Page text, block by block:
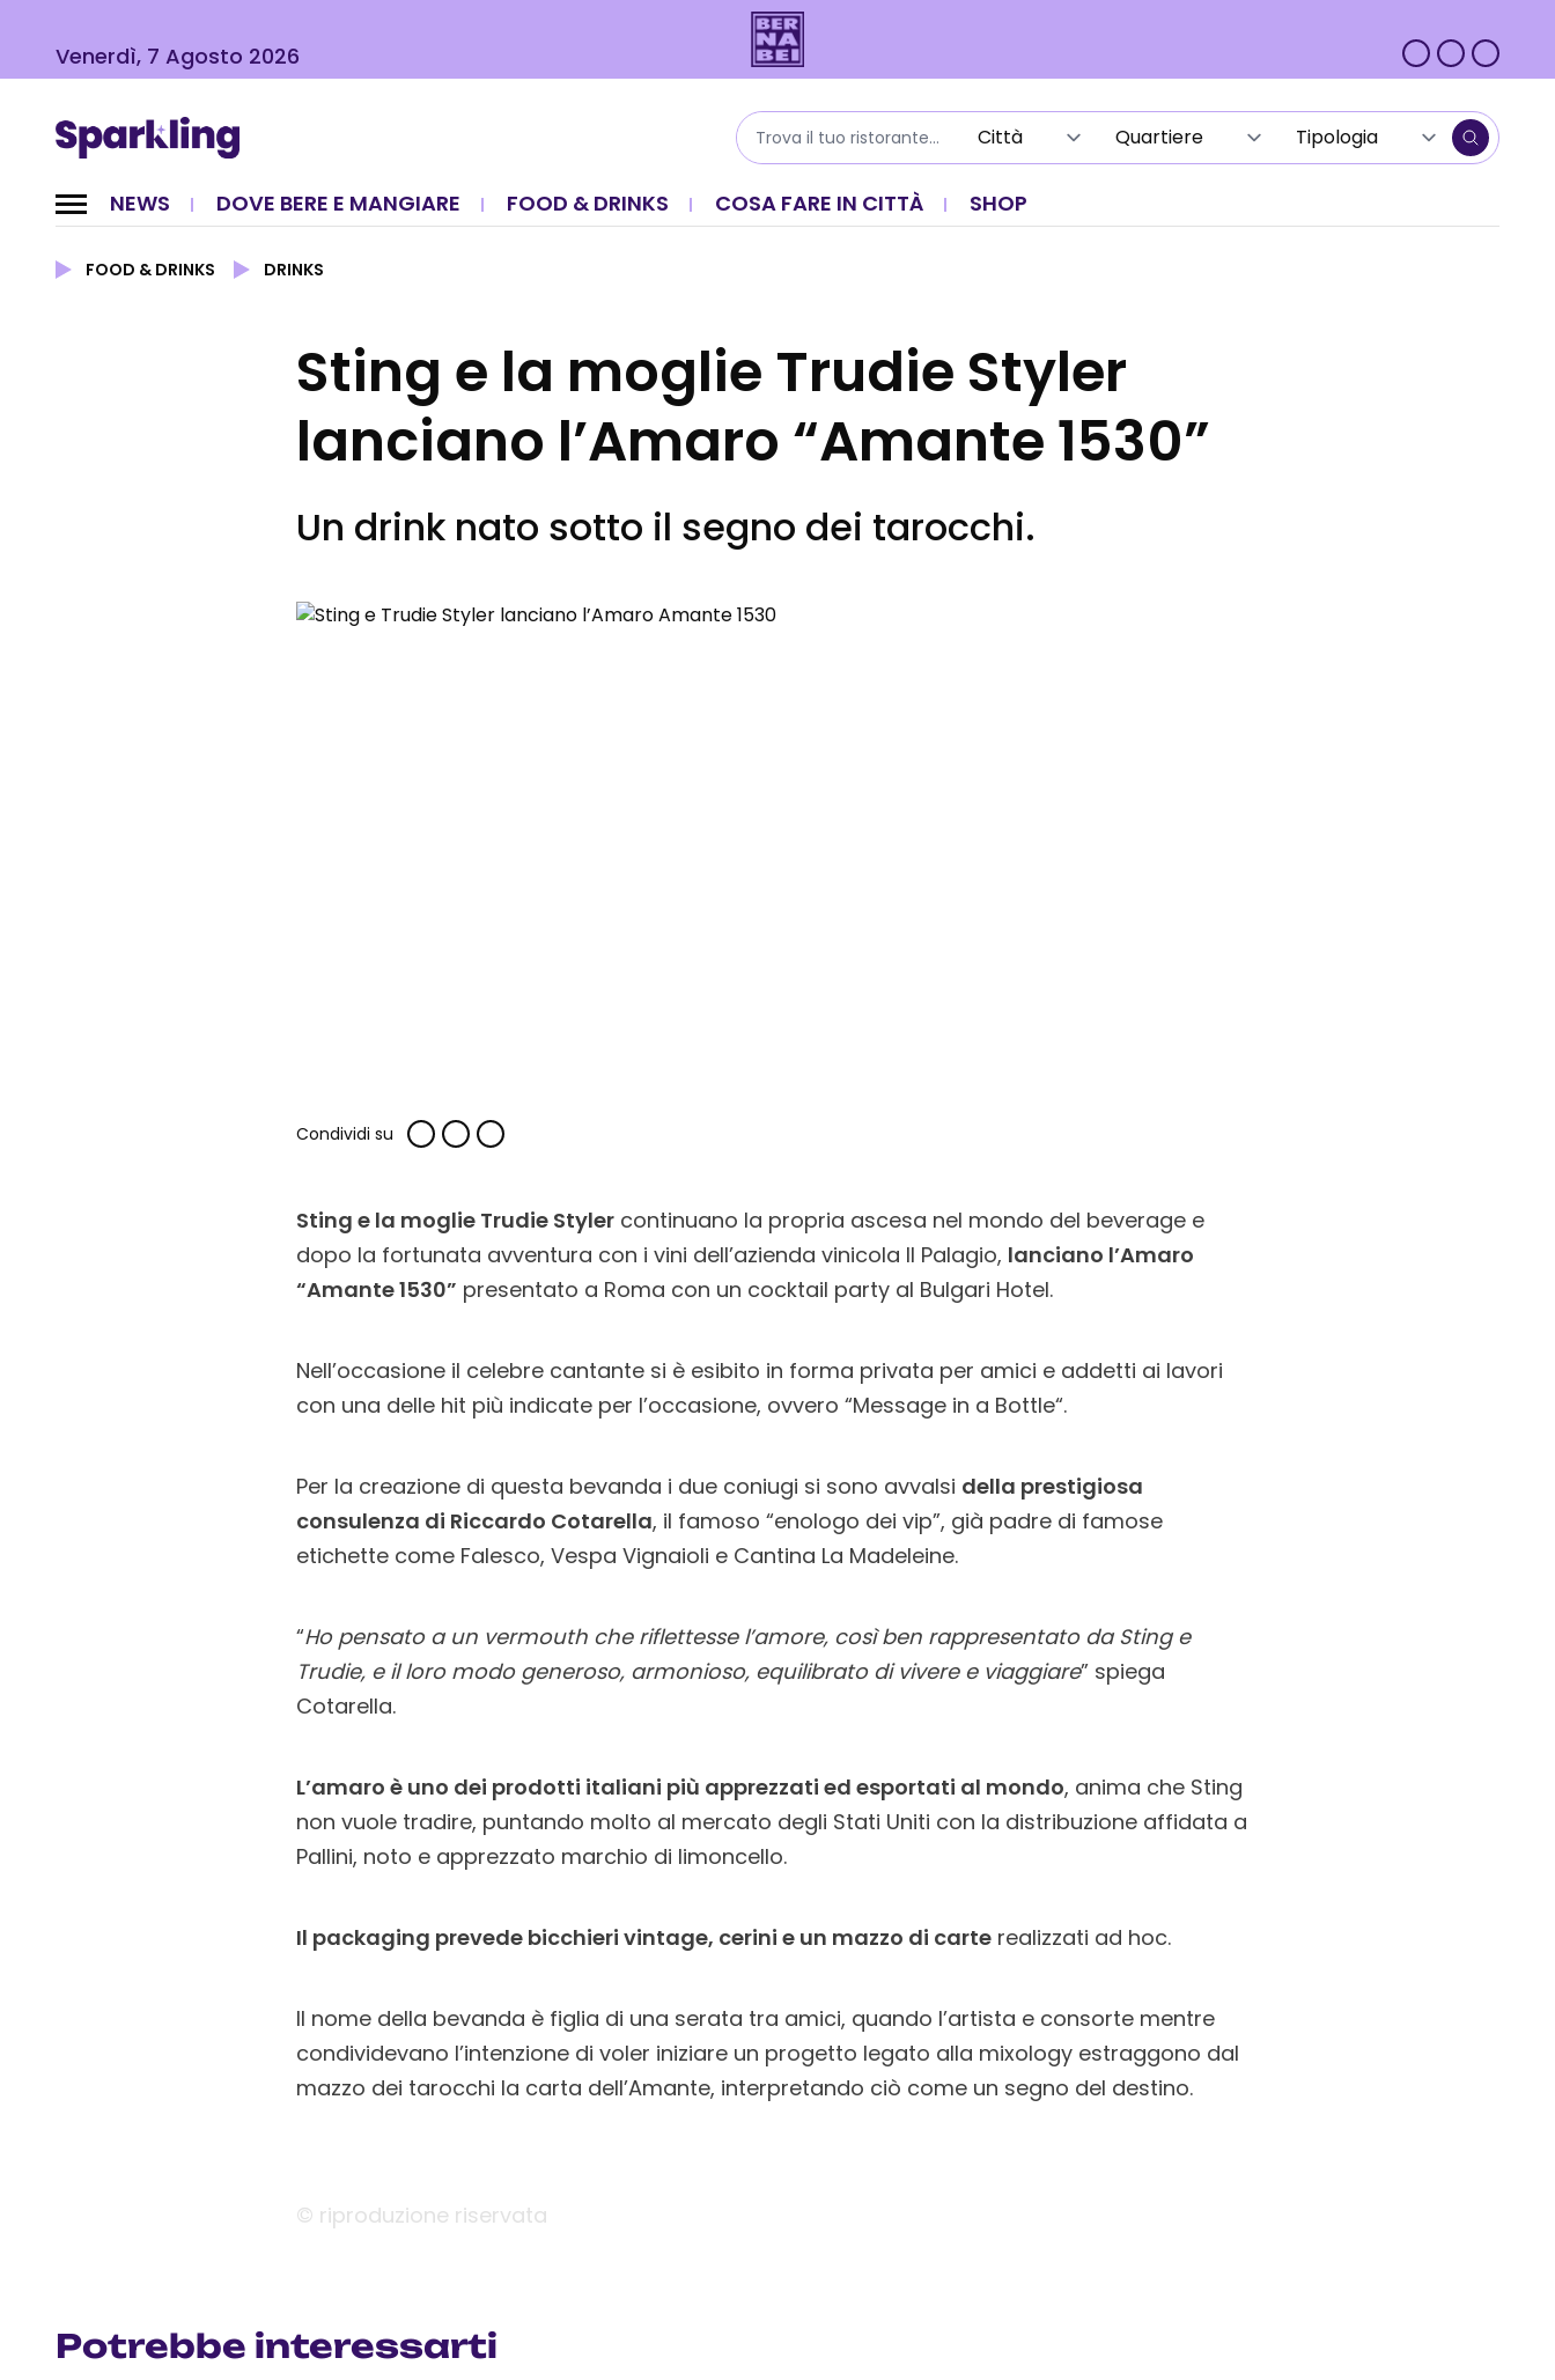
Venerdì, 7 Agosto 2026
NEWS DOVE BERE E MANGIARE FOOD & DRINKS COSA FARE IN CITTÀ SHOP
FOOD & DRINKS DRINKS
Sting e la moglie Trudie Styler
lanciano l’Amaro “Amante 1530”
Un drink nato sotto il segno dei tarocchi.
Condividi su
Sting e la moglie Trudie Styler continuano la propria ascesa nel mondo del beverage e
dopo la fortunata avventura con i vini dell’azienda vinicola Il Palagio, lanciano l’Amaro
“Amante 1530” presentato a Roma con un cocktail party al Bulgari Hotel.
Nell’occasione il celebre cantante si è esibito in forma privata per amici e addetti ai lavori
con una delle hit più indicate per l’occasione, ovvero “Message in a Bottle“.
Per la creazione di questa bevanda i due coniugi si sono avvalsi della prestigiosa
consulenza di Riccardo Cotarella, il famoso “enologo dei vip”, già padre di famose
etichette come Falesco, Vespa Vignaioli e Cantina La Madeleine.
“Ho pensato a un vermouth che riflettesse l’amore, così ben rappresentato da Sting e
Trudie, e il loro modo generoso, armonioso, equilibrato di vivere e viaggiare” spiega
Cotarella.
L’amaro è uno dei prodotti italiani più apprezzati ed esportati al mondo, anima che Sting
non vuole tradire, puntando molto al mercato degli Stati Uniti con la distribuzione affidata a
Pallini, noto e apprezzato marchio di limoncello.
Il packaging prevede bicchieri vintage, cerini e un mazzo di carte realizzati ad hoc.
Il nome della bevanda è figlia di una serata tra amici, quando l’artista e consorte mentre
condividevano l’intenzione di voler iniziare un progetto legato alla mixology estraggono dal
mazzo dei tarocchi la carta dell’Amante, interpretando ciò come un segno del destino.
© riproduzione riservata
Potrebbe interessarti